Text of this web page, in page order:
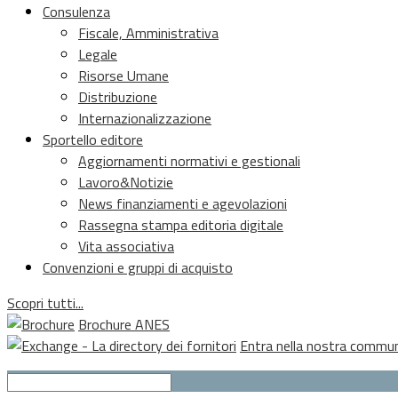
Consulenza
Fiscale, Amministrativa
Legale
Risorse Umane
Distribuzione
Internazionalizzazione
Sportello editore
Aggiornamenti normativi e gestionali
Lavoro&Notizie
News finanziamenti e agevolazioni
Rassegna stampa editoria digitale
Vita associativa
Convenzioni e gruppi di acquisto
Scopri tutti...
Brochure ANES
Entra nella nostra